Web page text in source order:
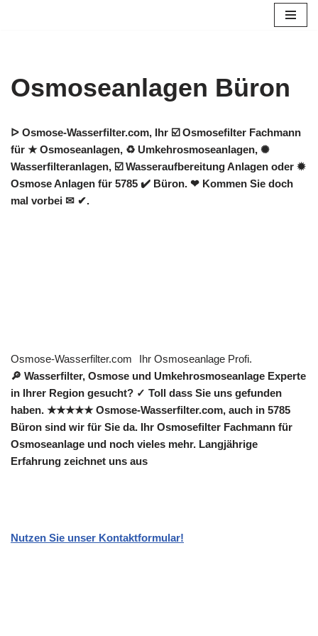
Osmoseanlagen Büron
ᐅ Osmose-Wasserfilter.com, Ihr ☑️ Osmosefilter Fachmann
für ★ Osmoseanlagen, ♻ Umkehrosmoseanlagen, ✺
Wasserfilteranlagen, ☑️ Wasseraufbereitung Anlagen oder ✹
Osmose Anlagen für 5785 ✔️ Büron. ❤ Kommen Sie doch
mal vorbei ✉ ✔.
Osmose-Wasserfilter.com
Ihr Osmoseanlage Profi.
🔎 Wasserfilter, Osmose und Umkehrosmoseanlage Experte
in Ihrer Region gesucht? ✓ Toll dass Sie uns gefunden
haben. ★★★★★ Osmose-Wasserfilter.com, auch in 5785
Büron sind wir für Sie da. Ihr Osmosefilter Fachmann für
Osmoseanlage und noch vieles mehr. Langjährige
Erfahrung zeichnet uns aus
Nutzen Sie unser Kontaktformular!